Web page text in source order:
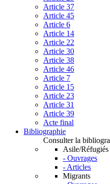
Article 37
Article 45
Article 6
Article 14
Article 22
Article 30
Article 38
Article 46
Article 7
Article 15
Article 23
Article 31
Article 39
Acte final
Bibliographie
Consulter la
Asile/Réfugiés
- Ouvrages
- Articles
Migrants